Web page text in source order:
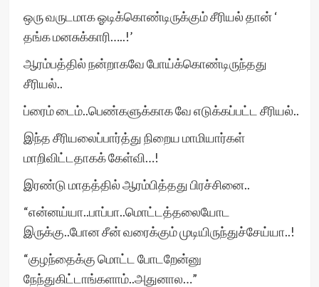
ஒரு வருடமாக ஓடிக்கொண்டிருக்கும் சீரியல் தான் ‘
தங்க மனசுக்காரி…..!’
ஆரம்பத்தில் நன்றாகவே போய்க்கொண்டிருந்தது
சீரியல்..
ப்ரைம் டைம்..பெண்களுக்காக வே எடுக்கப்பட்ட சீரியல்..
இந்த சீரியலைப்பார்த்து நிறைய மாமியார்கள்
மாறிவிட்டதாகக் கேள்வி…!
இரண்டு மாதத்தில் ஆரம்பித்தது பிரச்சினை..
“என்னய்யா..பாப்பா..மொட்டத்தலையோட
இருக்கு..போன சீன் வரைக்கும் முடியிருந்துச்சேய்யா..!
“குழந்தைக்கு மொட்ட போடறேன்னு
நேந்துகிட்டாங்களாம்..அதுனால…”